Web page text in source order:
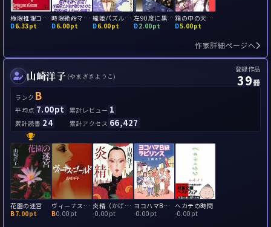
極限推理コロシアム
D6.33pt
時限絶命マンション
D6.00pt
織姫パズルブレイク
D6.00pt
左90度に黒の三角
D2.00pt
箱の中の天国と地獄
D5.00pt
作家詳細ページへ
山崎洋子 (やまざきようこ)
登録作品
39冊
ランク B
平均点 7.00pt 累計レビュー 1
累計読書 24 累計アクセス 66,427
花園の迷宮
B7.00pt
ヴィーナス・ゴールド
B0.00pt
炎精（かげろう）
-0.00pt
ヨコハマB級ラビリンス
-0.00pt
ヘカテの時間
-0.00pt